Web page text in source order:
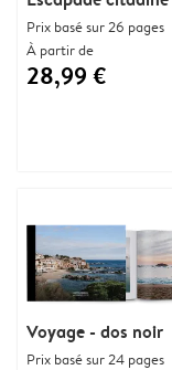
Prix basé sur 26 pages
À partir de
28,99 €
Voyage - dos noir
Prix basé sur 24 pages